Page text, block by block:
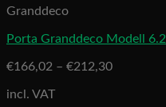
Granddeco
Porta Granddeco Modell 6.2
€166,02 – €212,30
incl. VAT